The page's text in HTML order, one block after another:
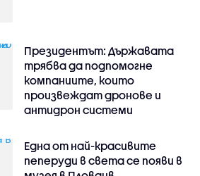
Президентът: Държавата
трябва да подпомогне
компаниите, които
произвеждат дронове и
антидрон системи
Една от най-красивите
пеперуди в света се появи в